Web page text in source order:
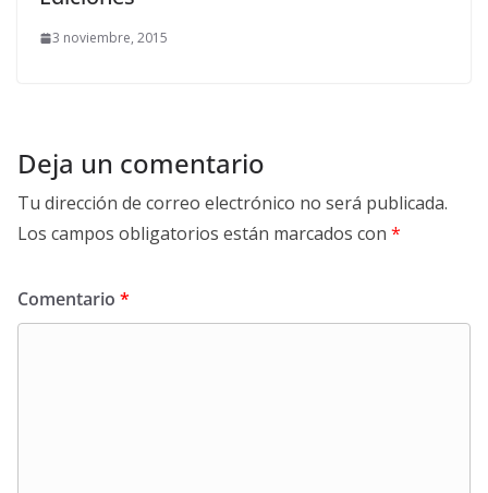
3 noviembre, 2015
Deja un comentario
Tu dirección de correo electrónico no será publicada.
Los campos obligatorios están marcados con *
Comentario *